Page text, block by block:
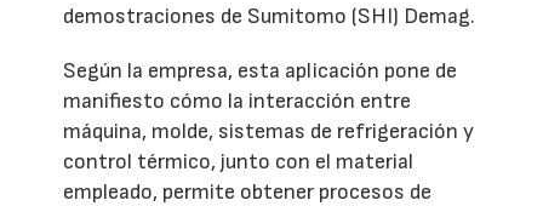
demostraciones de Sumitomo (SHI) Demag.
Según la empresa, esta aplicación pone de
manifiesto cómo la interacción entre
máquina, molde, sistemas de refrigeración y
control térmico, junto con el material
empleado, permite obtener procesos de